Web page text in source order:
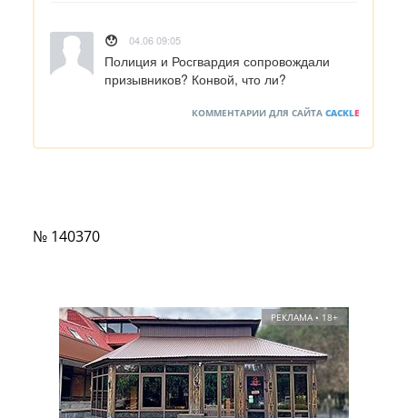
😯 04.06 09:05
Полиция и Росгвардия сопровождали
призывников? Конвой, что ли?
КОММЕНТАРИИ ДЛЯ САЙТА CACKLE
№ 140370
РЕКЛАМА • 18+